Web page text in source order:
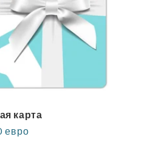
карта
евро